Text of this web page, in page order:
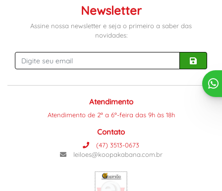
Newsletter
Assine nossa newsletter e seja o primeiro a saber das
novidades:
Atendimento
Atendimento de 2ª a 6ª-feira das 9h às 18h
Contato
(47) 3513-0673
leiloes@koopakabana.com.br